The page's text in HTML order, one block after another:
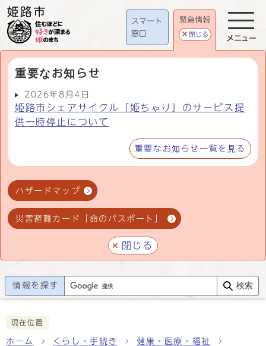
スマート
窓口
緊急情報
閉じる
重要なお知らせ
2026年8月4日
姫路市シェアサイクル「姫ちゃり」のサービス提
供一時停止について
重要なお知らせ一覧を見る
ハザードマップ
災害避難カード「命のパスポート」
閉じる
メニュー
情報を探す 検索
現在位置
ホーム くらし・手続き 健康・医療・福祉